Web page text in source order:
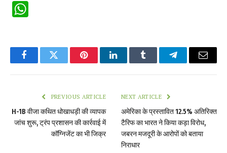
FacebookTwitter PinterestLinkedInTumblr TelegramEmail
PREVIOUS ARTICLE
H-1B वीजा कथित धोखाधड़ी की व्यापक
जांच शुरू, ट्रंप प्रशासन की कार्रवाई में
कॉग्निजेंट का भी जिक्र
NEXT ARTICLE
अमेरिका के प्रस्तावित 12.5% अतिरिक्त
टैरिफ का भारत ने किया कड़ा विरोध,
जबरन मजदूरी के आरोपों को बताया
निराधार